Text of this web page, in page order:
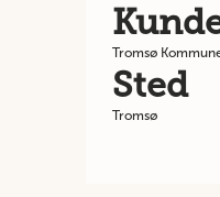
Tromsø
Sted
Tromsø